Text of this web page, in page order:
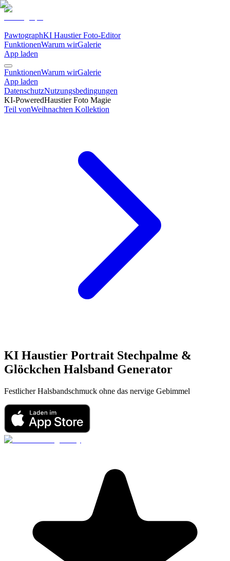
PawtographKI Haustier Foto-Editor
FunktionenWarum wirGalerie
App laden
FunktionenWarum wirGalerie
App laden
DatenschutzNutzungsbedingungen
KI-PoweredHaustier Foto Magie
Teil vonWeihnachten Kollektion
KI Haustier Portrait Stechpalme &
Glöckchen Halsband Generator
Festlicher Halsbandschmuck ohne das nervige Gebimmel